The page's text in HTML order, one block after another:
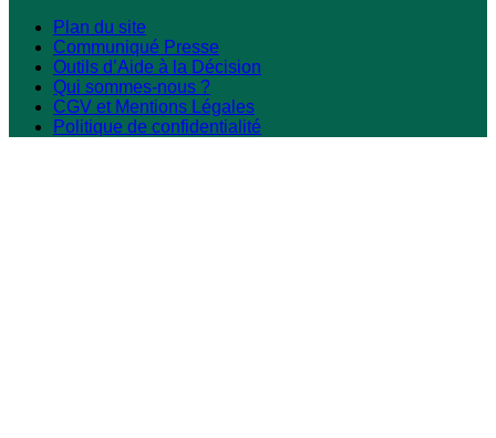
Plan du site
Communiqué Presse
Outils d’Aide à la Décision
Qui sommes-nous ?
CGV et Mentions Légales
Politique de confidentialité